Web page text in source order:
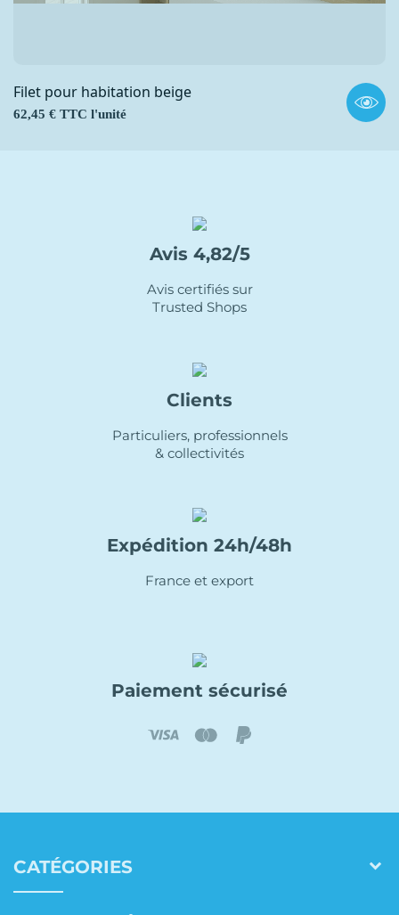
Filet pour habitation beige
Prix
62,45 € TTC l'unité
Avis 4,82/5
Avis certifiés sur
Trusted Shops
Clients
Particuliers, professionnels
& collectivités
Expédition 24h/48h
France et export
Paiement sécurisé
CATÉGORIES